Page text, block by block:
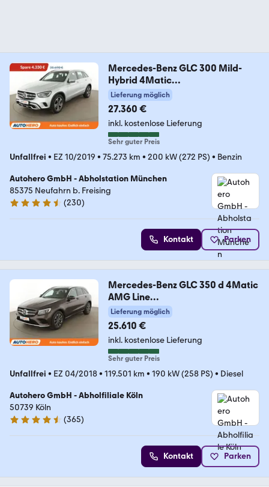
Mercedes-Benz GLC 300 Mild-
Hybrid 4Matic
Aut.*NAV*TEMP*360CAM*
Lieferung möglich
27.360 €
inkl. kostenlose Lieferung
Sehr guter Preis
Unfallfrei • EZ 10/2019 • 75.273 km • 200 kW (272 PS) • Benzin
Autohero GmbH - Abholstation München
85375 Neufahrn b. Freising
4.4 Sterne
(230)
Kontakt Parken
Mercedes-Benz GLC 350 d 4Matic
AMG Line
Aut.*LED*NAVI*ACC*CAM*
Lieferung möglich
25.610 €
inkl. kostenlose Lieferung
Sehr guter Preis
Unfallfrei • EZ 04/2018• 119.501 km • 190 kW (258 PS) • Diesel
Autohero GmbH - Abholfiliale Köln
50739 Köln
4.6 Sterne
(365)
Kontakt Parken